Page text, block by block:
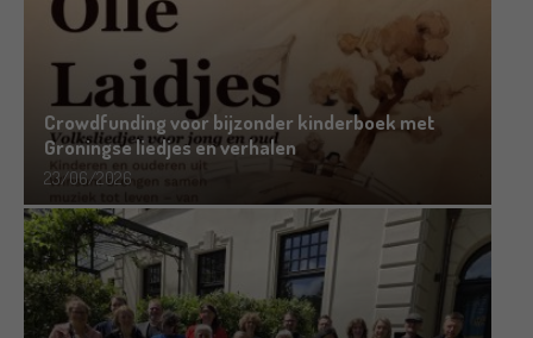
Crowdfunding voor bijzonder kinderboek met
Groningse liedjes en verhalen
23/06/2026